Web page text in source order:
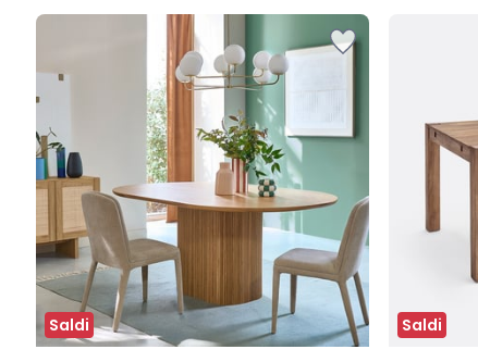
Saldi Saldi